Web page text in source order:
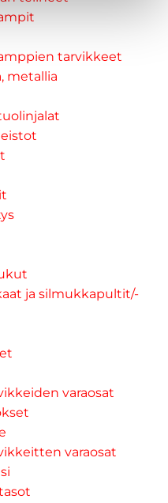
tarvikkeet
metallia
ja silmukkapultit/-
varaosat
varaosat